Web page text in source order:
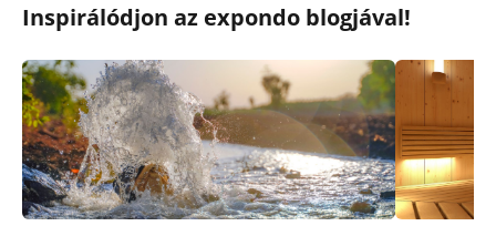
Inspirálódjon az expondo blogjával!